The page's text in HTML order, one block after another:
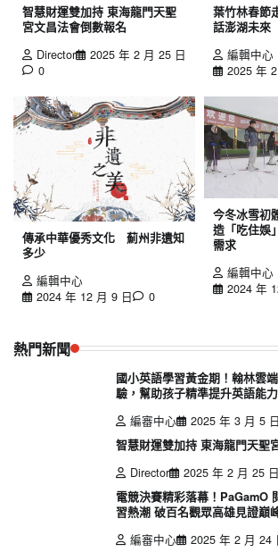
智慧財運雙加持 東海龍門天聖
宮文昌法會倒數報名
Director
2025 年 2 月 25 日
0
葉竹林春節
話澎湖未來
編輯中心
2025 年
傳承中華優秀文化 薊州非遺知
多少
編輯中心
2024 年 12 月 9 日
0
今冬冰雪初
造「吃住娛
需求
編輯中心
2024 年
熱門新聞
國小英語學習黃金期！翰林雲
驗，幫助孩子精準提升英語能力
編審中心
2025 年 3 月 5 日
智慧財運雙加持 東海龍門天聖
Director
2025 年 2 月 25 日
電競決賽精彩落幕！PaGamO
習熱潮 破百名觀眾高雄見證巔
編審中心
2025 年 2 月 24